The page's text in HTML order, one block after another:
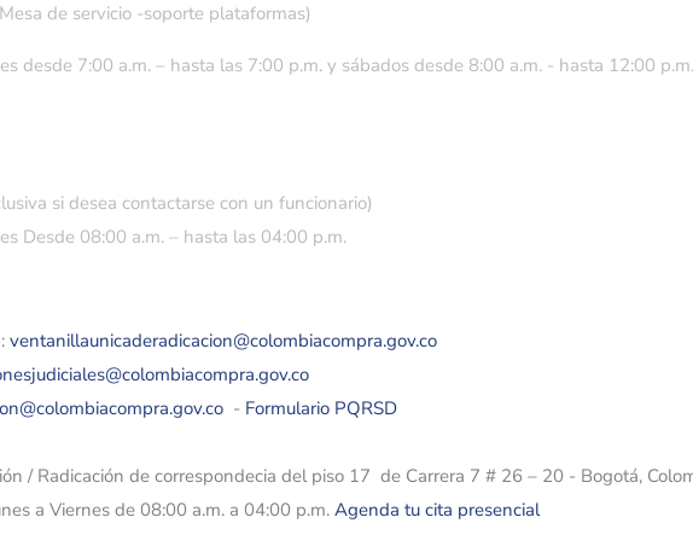
de servicio -soporte plataformas)
desde 7:00 a.m. – hasta las 7:00 p.m. y sábados desde 8:00 a.m. - hasta 12:00 p.m.
si desea contactarse con un funcionario)
Desde 08:00 a.m. – hasta las 04:00 p.m.
ventanillaunicaderadicacion@colombiacompra.gov.co
- Formulario PQRSD
/ Radicación de correspondecia del piso 17 de Carrera 7 # 26 – 20 - Bogotá,
a Viernes de 08:00 a.m. a 04:00 p.m. Agenda tu cita presencial